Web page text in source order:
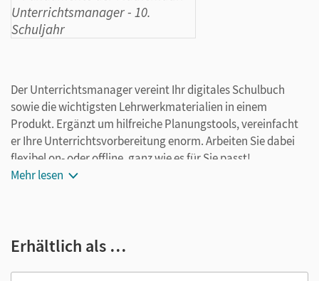
Der Unterrichtsmanager vereint Ihr digitales Schulbuch
sowie die wichtigsten Lehrwerkmaterialien in einem
Produkt. Ergänzt um hilfreiche Planungstools, vereinfacht
er Ihre Unterrichtsvorbereitung enorm. Arbeiten Sie dabei
flexibel on- oder offline, ganz wie es für Sie passt!
Ihr Unterrichtsmanager enthält:
Videos/Erklärvideos passend zu den Beispielen im
Mehr lesen
Erhältlich als …